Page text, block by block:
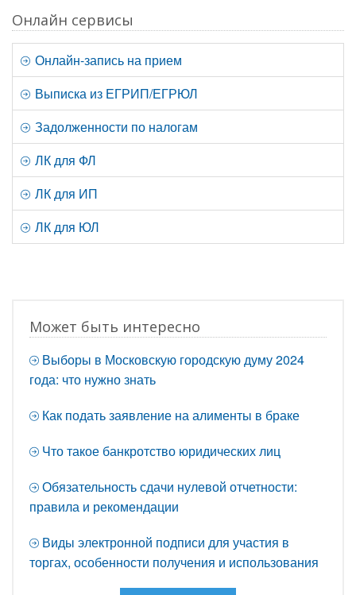
Онлайн сервисы
Онлайн-запись на прием
Выписка из ЕГРИП/ЕГРЮЛ
Задолженности по налогам
ЛК для ФЛ
ЛК для ИП
ЛК для ЮЛ
Может быть интересно
Выборы в Московскую городскую думу 2024
года: что нужно знать
Как подать заявление на алименты в браке
Что такое банкротство юридических лиц
Обязательность сдачи нулевой отчетности:
правила и рекомендации
Виды электронной подписи для участия в
торгах, особенности получения и использования